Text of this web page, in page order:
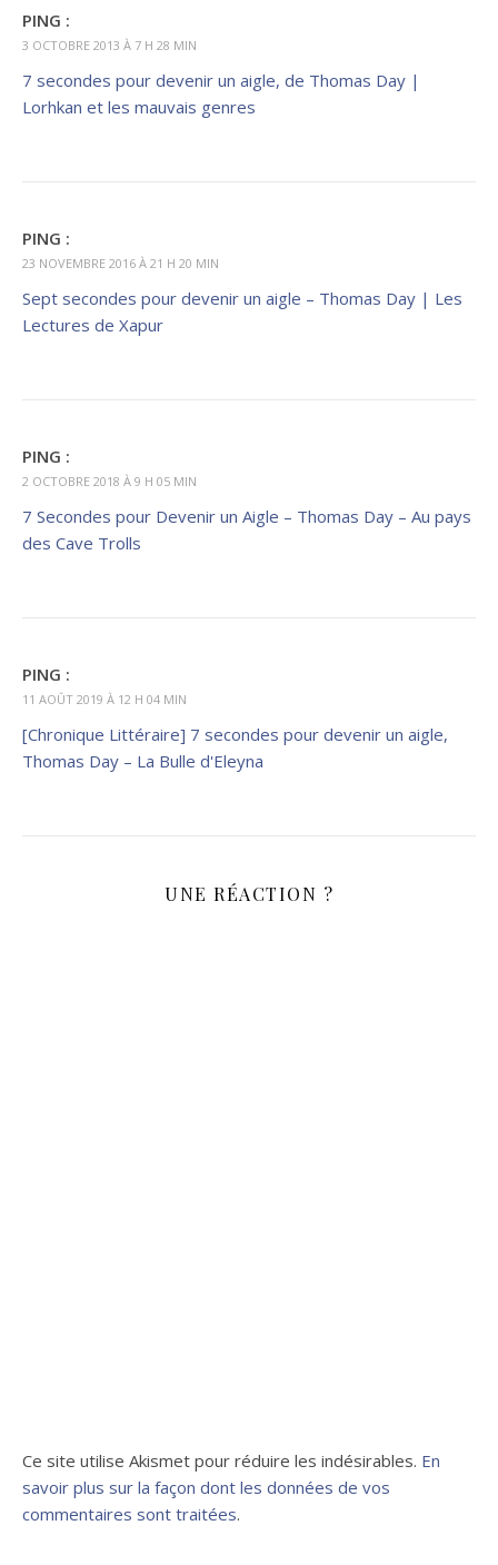
PING :
3 OCTOBRE 2013 À 7 H 28 MIN
7 secondes pour devenir un aigle, de Thomas Day |
Lorhkan et les mauvais genres
PING :
23 NOVEMBRE 2016 À 21 H 20 MIN
Sept secondes pour devenir un aigle – Thomas Day | Les
Lectures de Xapur
PING :
2 OCTOBRE 2018 À 9 H 05 MIN
7 Secondes pour Devenir un Aigle – Thomas Day – Au pays
des Cave Trolls
PING :
11 AOÛT 2019 À 12 H 04 MIN
[Chronique Littéraire] 7 secondes pour devenir un aigle,
Thomas Day – La Bulle d'Eleyna
UNE RÉACTION ?
Ce site utilise Akismet pour réduire les indésirables. En
savoir plus sur la façon dont les données de vos
commentaires sont traitées.